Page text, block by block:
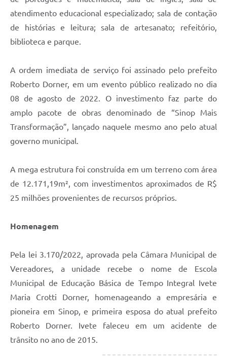
atendimento educacional especializado; sala de contação
de histórias e leitura; sala de artesanato; refeitório,
biblioteca e parque.
A ordem imediata de serviço foi assinado pelo prefeito
Roberto Dorner, em um evento público realizado no dia
08 de agosto de 2022. O investimento faz parte do
amplo pacote de obras denominado de “Sinop Mais
Transformação”, lançado naquele mesmo ano pelo atual
governo municipal.
A mega estrutura foi construída em um terreno com área
de 12.171,19m², com investimentos aproximados de R$
25 milhões provenientes de recursos próprios.
Homenagem
Pela lei 3.170/2022, aprovada pela Câmara Municipal de
Vereadores, a unidade recebe o nome de Escola
Municipal de Educação Básica de Tempo Integral Ivete
Maria Crotti Dorner, homenageando a empresária e
pioneira em Sinop, e primeira esposa do atual prefeito
Roberto Dorner. Ivete faleceu em um acidente de
trânsito no ano de 2015.